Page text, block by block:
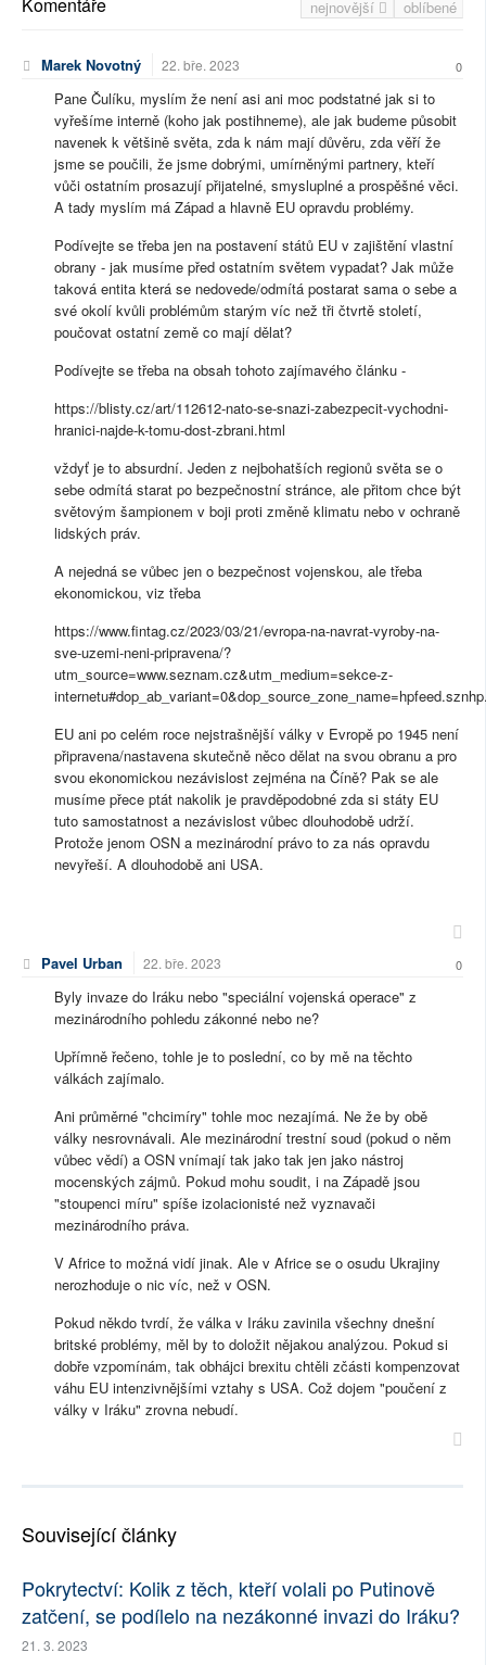
nejnovější oblíbené
Komentáře
Marek Novotný 22. bře. 2023 0
Pane Čulíku, myslím že není asi ani moc podstatné jak si to
vyřešíme interně (koho jak postihneme), ale jak budeme působit
navenek k většině světa, zda k nám mají důvěru, zda věří že
jsme se poučili, že jsme dobrými, umírněnými partnery, kteří
vůči ostatním prosazují přijatelné, smysluplné a prospěšné věci.
A tady myslím má Západ a hlavně EU opravdu problémy.
Podívejte se třeba jen na postavení států EU v zajištění vlastní
obrany - jak musíme před ostatním světem vypadat? Jak může
taková entita která se nedovede/odmítá postarat sama o sebe a
své okolí kvůli problémům starým víc než tři čtvrtě století,
poučovat ostatní země co mají dělat?
Podívejte se třeba na obsah tohoto zajímavého článku -
https://blisty.cz/art/112612-nato-se-snazi-zabezpecit-vychodni-
hranici-najde-k-tomu-dost-zbrani.html
vždyť je to absurdní. Jeden z nejbohatších regionů světa se o
sebe odmítá starat po bezpečnostní stránce, ale přitom chce být
světovým šampionem v boji proti změně klimatu nebo v ochraně
lidských práv.
A nejedná se vůbec jen o bezpečnost vojenskou, ale třeba
ekonomickou, viz třeba
https://www.fintag.cz/2023/03/21/evropa-na-navrat-vyroby-na-
sve-uzemi-neni-pripravena/?
utm_source=www.seznam.cz&utm_medium=sekce-z-
EU ani po celém roce nejstrašnější války v Evropě po 1945 není
připravena/nastavena skutečně něco dělat na svou obranu a pro
svou ekonomickou nezávislost zejména na Číně? Pak se ale
musíme přece ptát nakolik je pravděpodobné zda si státy EU
tuto samostatnost a nezávislost vůbec dlouhodobě udrží.
Protože jenom OSN a mezinárodní právo to za nás opravdu
nevyřeší. A dlouhodobě ani USA.
Pavel Urban 22. bře. 2023 0
Byly invaze do Iráku nebo "speciální vojenská operace" z
mezinárodního pohledu zákonné nebo ne?
Upřímně řečeno, tohle je to poslední, co by mě na těchto
válkách zajímalo.
Ani průměrné "chcimíry" tohle moc nezajímá. Ne že by obě
války nesrovnávali. Ale mezinárodní trestní soud (pokud o něm
vůbec vědí) a OSN vnímají tak jako tak jen jako nástroj
mocenských zájmů. Pokud mohu soudit, i na Západě jsou
"stoupenci míru" spíše izolacionisté než vyznavači
mezinárodního práva.
V Africe to možná vidí jinak. Ale v Africe se o osudu Ukrajiny
nerozhoduje o nic víc, než v OSN.
Pokud někdo tvrdí, že válka v Iráku zavinila všechny dnešní
britské problémy, měl by to doložit nějakou analýzou. Pokud si
dobře vzpomínám, tak obhájci brexitu chtěli zčásti kompenzovat
váhu EU intenzivnějšími vztahy s USA. Což dojem "poučení z
války v Iráku" zrovna nebudí.
Související články
Pokrytectví: Kolik z těch, kteří volali po Putinově
zatčení, se podílelo na nezákonné invazi do Iráku?
21. 3. 2023